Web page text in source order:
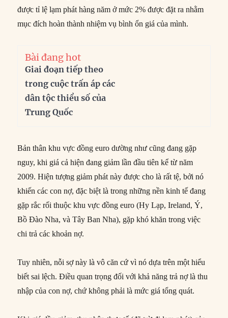
được tỉ lệ lạm phát hàng năm ở mức 2% được đặt ra nhằm
mục đích hoàn thành nhiệm vụ bình ổn giá của mình.
Bài đang hot
Giai đoạn tiếp theo
trong cuộc trấn áp các
dân tộc thiểu số của
Trung Quốc
Bản thân khu vực đồng euro dường như cũng đang gặp
nguy, khi giá cả hiện đang giảm lần đầu tiên kể từ năm
2009. Hiện tượng giảm phát này được cho là rất tệ, bởi nó
khiến các con nợ, đặc biệt là trong những nền kinh tế đang
gặp rắc rối thuộc khu vực đồng euro (Hy Lạp, Ireland, Ý,
Bồ Đào Nha, và Tây Ban Nha), gặp khó khăn trong việc
chi trả các khoản nợ.
Tuy nhiên, nỗi sợ này là vô căn cứ vì nó dựa trên một hiểu
biết sai lệch. Điều quan trọng đối với khả năng trả nợ là thu
nhập của con nợ, chứ không phải là mức giá tổng quát.